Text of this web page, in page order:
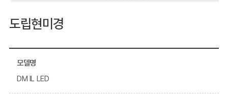
도립현미경
모델명
DM IL LED